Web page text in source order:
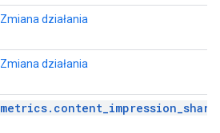
Zmiana działania
Zmiana działania
metrics.content_impression_share